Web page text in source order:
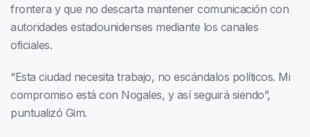
frontera y que no descarta mantener comunicación con
autoridades estadounidenses mediante los canales
oficiales.
“Esta ciudad necesita trabajo, no escándalos políticos. Mi
compromiso está con Nogales, y así seguirá siendo”,
puntualizó Gim.